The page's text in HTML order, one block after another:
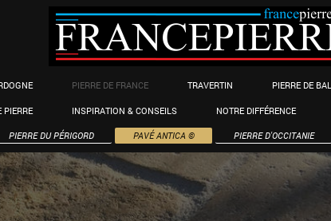
PIERRE DE FRANCE TRAVERTIN PIERRE DE
PIERRE INSPIRATION & CONSEILS NOTRE DIFFÉRENCE
PIERRE DU PÉRIGORD PAVÉ ANTICA © PIERRE D'OCCITANIE